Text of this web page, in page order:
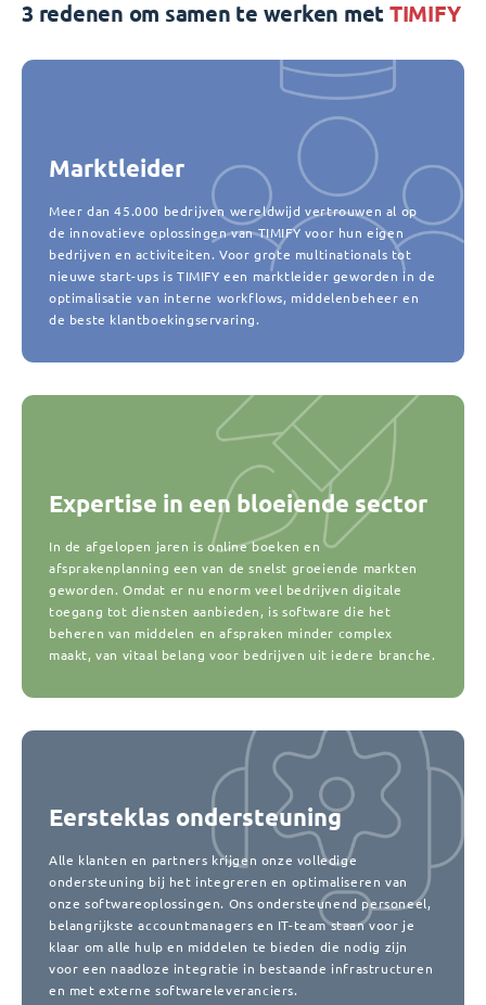
3 redenen om samen te werken met TIMIFY
Marktleider
Meer dan 45.000 bedrijven wereldwijd vertrouwen al op
de innovatieve oplossingen van TIMIFY voor hun eigen
bedrijven en activiteiten. Voor grote multinationals tot
nieuwe start-ups is TIMIFY een marktleider geworden in de
optimalisatie van interne workflows, middelenbeheer en
de beste klantboekingservaring.
Expertise in een bloeiende sector
In de afgelopen jaren is online boeken en
afsprakenplanning een van de snelst groeiende markten
geworden. Omdat er nu enorm veel bedrijven digitale
toegang tot diensten aanbieden, is software die het
beheren van middelen en afspraken minder complex
maakt, van vitaal belang voor bedrijven uit iedere branche.
Eersteklas ondersteuning
Alle klanten en partners krijgen onze volledige
ondersteuning bij het integreren en optimaliseren van
onze softwareoplossingen. Ons ondersteunend personeel,
belangrijkste accountmanagers en IT-team staan voor je
klaar om alle hulp en middelen te bieden die nodig zijn
voor een naadloze integratie in bestaande infrastructuren
en met externe softwareleveranciers.